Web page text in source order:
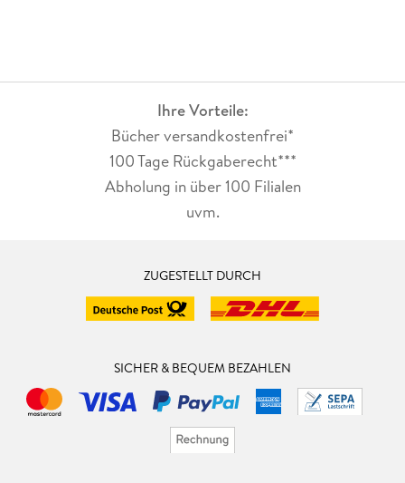
Ihre Vorteile:
Bücher versandkostenfrei*
100 Tage Rückgaberecht***
Abholung in über 100 Filialen
uvm.
ZUGESTELLT DURCH
SICHER & BEQUEM BEZAHLEN